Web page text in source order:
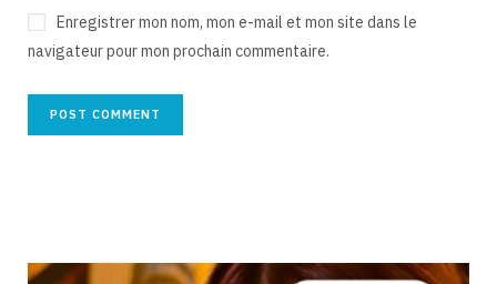
Enregistrer mon nom, mon e-mail et mon site dans le
navigateur pour mon prochain commentaire.